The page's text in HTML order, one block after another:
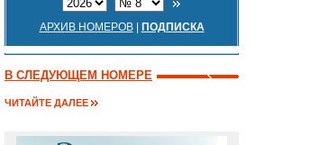
АРХИВ НОМЕРОВ| ПОДПИСКА
В СЛЕДУЮЩЕМ НОМЕРЕ
ЧИТАЙТЕ ДАЛЕЕ